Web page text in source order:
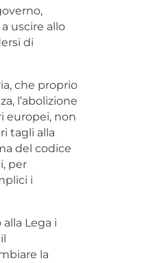
uscire allo
di
che proprio
l’abolizione
europei, non
tagli alla
del codice
per
i
Lega i
la